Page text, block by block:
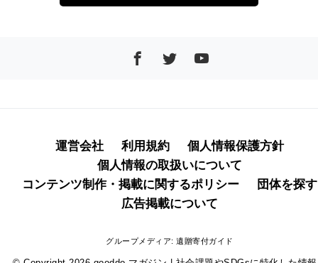
運営会社 利用規約
個人情報保護方針
個人情報の取扱いについて
コンテンツ制作・掲載に関するポリシー
団体を探す
広告掲載について
グループメディア:遺贈寄付ガイド